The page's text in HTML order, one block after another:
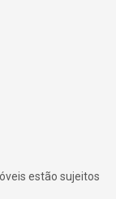
estão sujeitos